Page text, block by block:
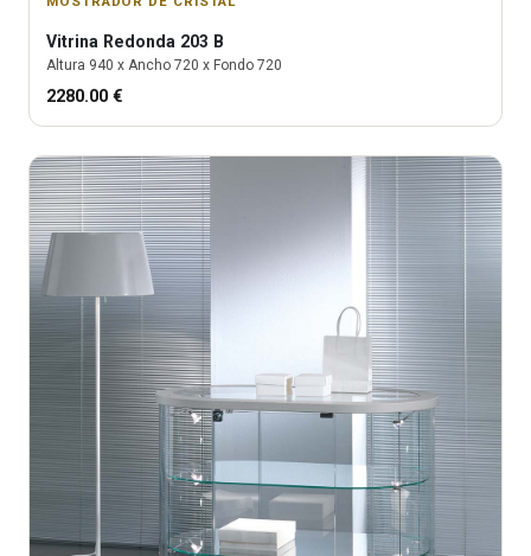
Vitrina Redonda 203 B
Altura 940 x Ancho 720 x Fondo 720
2280.00 €